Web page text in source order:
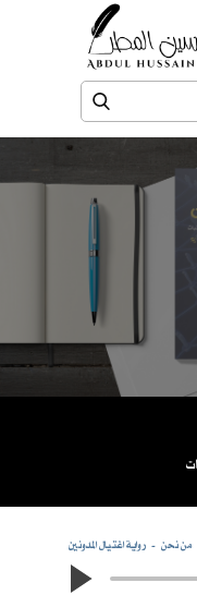
رواية اغتيال المدونين
من نحن